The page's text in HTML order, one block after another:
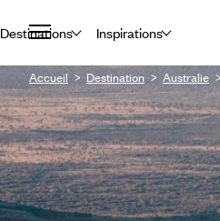
Destinations Inspirations
Accueil Destination Australie